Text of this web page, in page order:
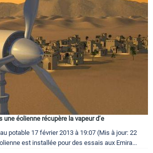
une éolienne récupère la vapeur d’e
potable 17 février 2013 à 19:07 (Mis à jour: 22
est installée pour des essais aux Emira...